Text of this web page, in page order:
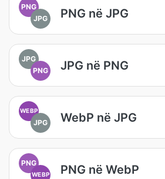
PNG
JPG
PNG në JPG
JPG
PNG
JPG në PNG
WEBP
JPG WebP në JPG
PNG
WEBP PNG në WebP